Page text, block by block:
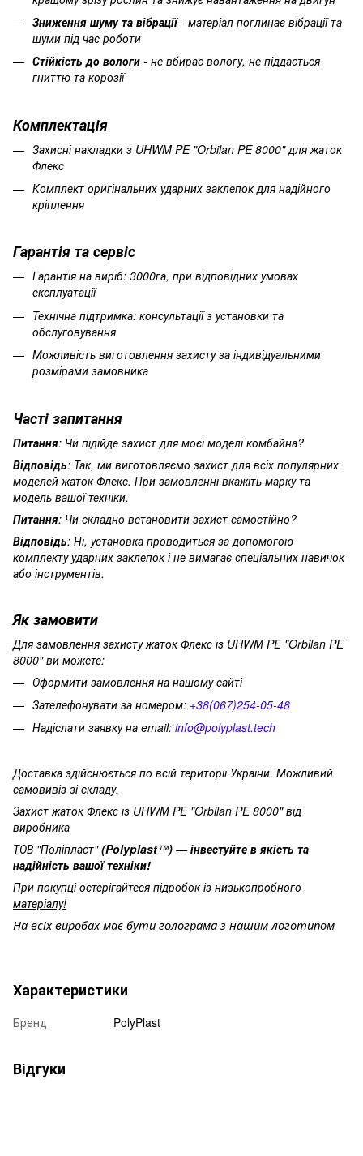
Зниження шуму та вібрації- матеріал поглинає вібрації та
шуми під час роботи
Стійкість до вологи - не вбирає вологу, не піддається
гниттю та корозії
Комплектація
Захисні накладки з UHWM PE "Orbilan PE 8000" для жаток
Флекс
Комплект оригінальних ударних заклепок для надійного
кріплення
Гарантія та сервіс
Гарантія на виріб: 3000га, при відповідних умовах
експлуатації
Технічна підтримка: консультації з установки та
обслуговування
Можливість виготовлення захисту за індивідуальними
розмірами замовника
Часті запитання
Питання: Чи підійде захист для моєї моделі комбайна?
Відповідь: Так, ми виготовляємо захист для всіх популярних
моделей жаток Флекс. При замовленні вкажіть марку та
модель вашої техніки.
Питання: Чи складно встановити захист самостійно?
Відповідь: Ні, установка проводиться за допомогою
комплекту ударних заклепок і не вимагає спеціальних навичок
або інструментів.
Як замовити
Для замовлення захисту жаток Флекс із UHWM PE "Orbilan PE
8000" ви можете:
Оформити замовлення на нашому сайті
Зателефонувати за номером: +38(067)254-05-48
Надіслати заявку на email: info@polyplast.tech
Доставка здійснюється по всій території України. Можливий
самовивіз зі складу.
Захист жаток Флекс із UHWM PE "Orbilan PE 8000" від
виробника
ТОВ "Поліпласт"(Polyplast™) — інвестуйте в якість та
надійність вашої техніки!
При покупці остерігайтеся підробок із низькопробного
матеріалу!
На всіх виробах має бути голограма з нашим логотипом
Характеристики
Бренд PolyPlast
Відгуки